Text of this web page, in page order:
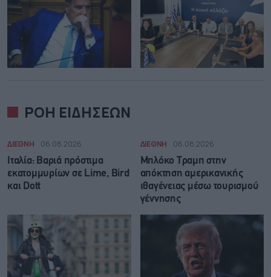
ΡΟΗ ΕΙΔΗΣΕΩΝ
ΔΙΕΘΝΗ 06.08.2026
Ιταλία: Βαριά πρόστιμα
εκατομμυρίων σε Lime, Bird
και Dott
ΔΙΕΘΝΗ 06.08.2026
Μπλόκο Τραμπ στην
απόκτηση αμερικανικής
ιθαγένειας μέσω τουρισμού
γέννησης